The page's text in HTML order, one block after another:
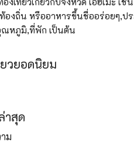
องถิ่น หรืออาหารขึ้นชื่ออร่อยๆ,ป
ณหภูมิ,ที่พัก เป็นต้น
วยอดนิยม
าสุด
ม